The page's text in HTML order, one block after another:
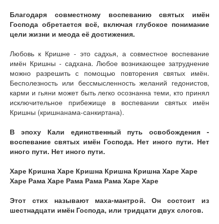
Благодаря совместному воспеванию святых имён
Господа обретается всё, включая глубокое понимание
цели жизни и меода её достижения.
Любовь к Кришне - это садхья, а совместное воспевание
имён Кришны - садхана. Любое возникающее затруднение
можно разрешить с помощью повторения святых имён.
Бесполезность или бессмысленность желаний гедонистов,
карми и гьяни может быть легко осознанна теми, кто принял
исключительное прибежище в воспевании святых имён
Кришны (кришнанама-санкиртана).
В эпоху Кали единственный путь освобождения -
воспевание святых имён Господа. Нет иного пути. Нет
иного пути. Нет иного пути.
Харе Кришна Харе Кришна Кришна Кришна Харе Харе
Харе Рама Харе Рама Рама Рама Харе Харе
Этот стих называют маха-мантрой. Он состоит из
шестнадцати имён Господа, или тридцати двух слогов.